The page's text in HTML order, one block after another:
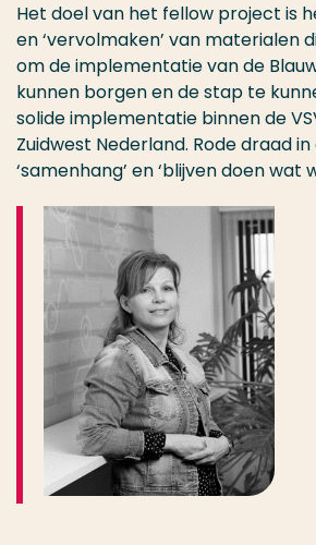
Het doel van het fellow project is
en ‘vervolmaken’ van materialen
om de implementatie van de
kunnen borgen en de stap te
solide implementatie binnen de
Zuidwest Nederland. Rode draad
‘samenhang’ en ‘blijven doen wat